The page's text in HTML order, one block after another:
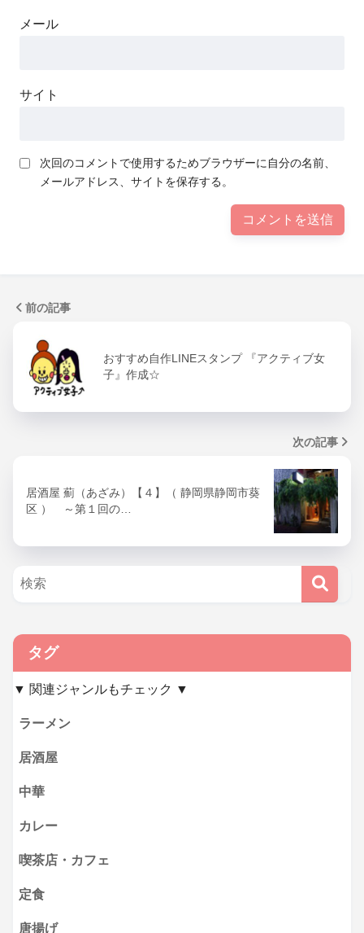
メール
サイト
次回のコメントで使用するためブラウザーに自分の名前、
メールアドレス、サイトを保存する。
前の記事
おすすめ自作LINEスタンプ 『アクティブ女
子』作成☆
次の記事
居酒屋 薊（あざみ）【４】（ 静岡県静岡市葵
区 ） ～第１回の…
タグ
▼ 関連ジャンルもチェック ▼
ラーメン
居酒屋
中華
カレー
喫茶店・カフェ
定食
唐揚げ